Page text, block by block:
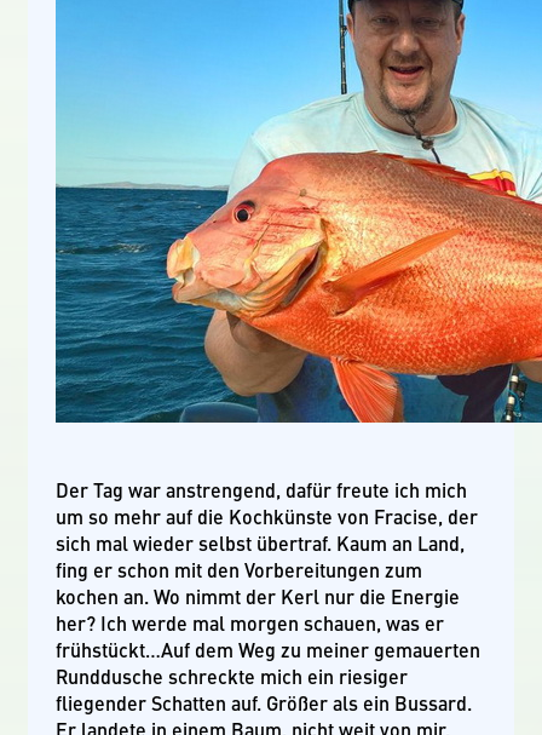
Der Tag war anstrengend, dafür freute ich mich
um so mehr auf die Kochkünste von Fracise, der
sich mal wieder selbst übertraf. Kaum an Land,
fing er schon mit den Vorbereitungen zum
kochen an. Wo nimmt der Kerl nur die Energie
her? Ich werde mal morgen schauen, was er
frühstückt…Auf dem Weg zu meiner gemauerten
Runddusche schreckte mich ein riesiger
fliegender Schatten auf. Größer als ein Bussard.
Er landete in einem Baum, nicht weit von mir.